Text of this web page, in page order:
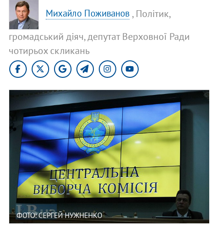
Михайло Поживанов , Політик,
громадський діяч, депутат Верховної Ради
чотирьох скликань
ФОТО: СЕРГЕЙ НУЖНЕНКО